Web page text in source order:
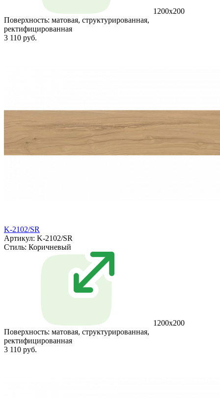
1200x200
Поверхность: матовая, структурированная,
ректифицированная
3 110 руб.
K-2102/SR
Артикул: K-2102/SR
Стиль: Коричневый
1200x200
Поверхность: матовая, структурированная,
ректифицированная
3 110 руб.